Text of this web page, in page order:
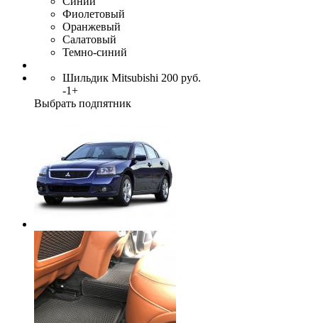
Фиолетовый
Оранжевый
Салатовый
Темно-синий
Шильдик Mitsubishi 200 руб.
-1+
Выбрать подпятник